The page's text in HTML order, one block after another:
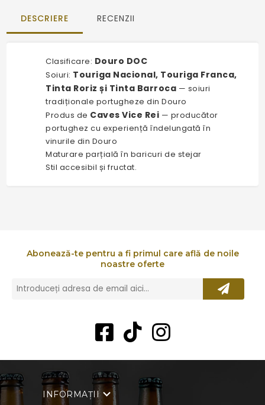
DESCRIERE RECENZII
Clasificare: Douro DOC
Soiuri: Touriga Nacional, Touriga Franca,
Tinta Roriz și Tinta Barroca — soiuri
tradiționale portugheze din Douro
Produs de Caves Vice Rei — producător
portughez cu experiență îndelungată în
vinurile din Douro
Maturare parțială în baricuri de stejar
Stil accesibil și fructat.
Abonează-te pentru a fi primul care află de noile
noastre oferte
INFORMAȚII